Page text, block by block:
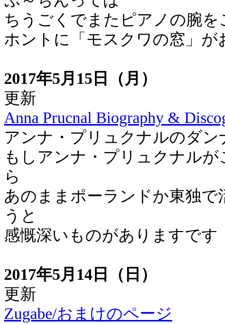
ちうごくでまたピアノの腕を
ホントに「モスクワの窓」が
2017年5月15日（月）
更新
Anna Prucnal Biography &
アンナ・プリュクナルのダ
もしアンナ・プリュクナル
ら
あのままポーランドか東独
うと
感慨深いものがありますです
2017年5月14日（日）
更新
Zugabe/おまけのページ